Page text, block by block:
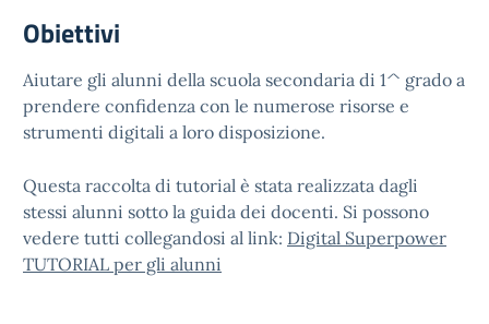
Obiettivi
Aiutare gli alunni della scuola secondaria di 1^ grado a
prendere confidenza con le numerose risorse e
strumenti digitali a loro disposizione.
Questa raccolta di tutorial è stata realizzata dagli
stessi alunni sotto la guida dei docenti. Si possono
vedere tutti collegandosi al link: Digital Superpower
TUTORIAL per gli alunni